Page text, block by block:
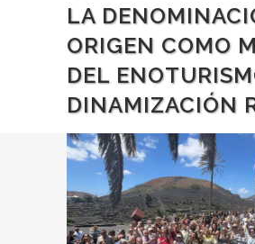
LA
ORIGEN COMO
DEL
DINAMIZACIÓN